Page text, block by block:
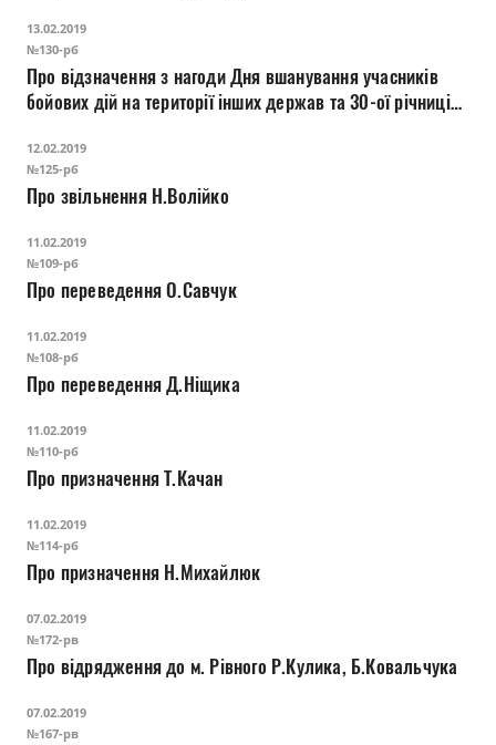
області»
13.02.2019
№130-рб
Про відзначення з нагоди Дня вшанування учасників
бойових дій на території інших держав та 30-ої річниці
12.02.2019
№125-рб
Про звільнення Н.Волійко
11.02.2019
№109-рб
Про переведення О.Савчук
11.02.2019
№108-рб
Про переведення Д.Ніщика
11.02.2019
№110-рб
Про призначення Т.Качан
11.02.2019
№114-рб
Про призначення Н.Михайлюк
07.02.2019
№172-рв
Про відрядження до м. Рівного Р.Кулика, Б.Ковальчука
07.02.2019
№167-рв